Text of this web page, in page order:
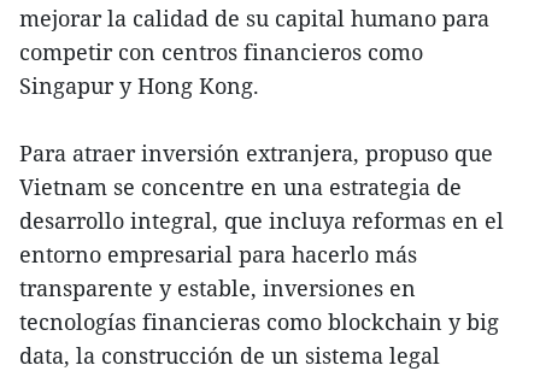
mejorar la calidad de su capital humano para
competir con centros financieros como
Singapur y Hong Kong.
Para atraer inversión extranjera, propuso que
Vietnam se concentre en una estrategia de
desarrollo integral, que incluya reformas en el
entorno empresarial para hacerlo más
transparente y estable, inversiones en
tecnologías financieras como blockchain y big
data, la construcción de un sistema legal